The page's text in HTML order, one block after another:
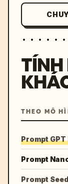
TÍNH
THEO MÔ
Prompt GPT
Prompt
Prompt